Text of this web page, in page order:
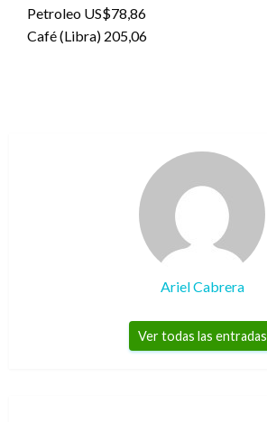
Petroleo US$78,86
Café (Libra) 205,06
Ariel Cabrera
Ver todas las entradas